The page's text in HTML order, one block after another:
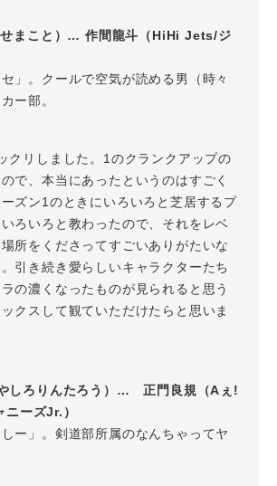
まこと）… 作間龍斗（HiHi Jets/ジ
」。クールで空気が読める男（時々
ー部。
クリしました。1のクランクアップの
で、本当にあったというのはすごく
ズン1のときにいろいろと芝居するプ
ろいろと教わったので、それをレベ
所をくださってすごいありがたいな
引き続き愛らしいキャラクターたち
の濃くなったものが見られると思う
クスして観ていただけたらと思いま
しろりんたろう）… 正門良規（Aぇ!
ーズJr.）
ー」。剣道部所属のなんちゃってヤ